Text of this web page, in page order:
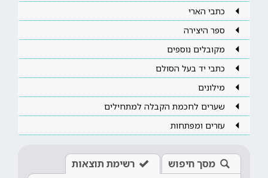
כתבי הארי
ספר היצירה
מקובלים נוספים
כתבי יד בעל הסולם
מילונים
שערים לחכמת הקבלה למתחילים
עזרים ומפתחות
מסך חיפוש רשימת תוצאות